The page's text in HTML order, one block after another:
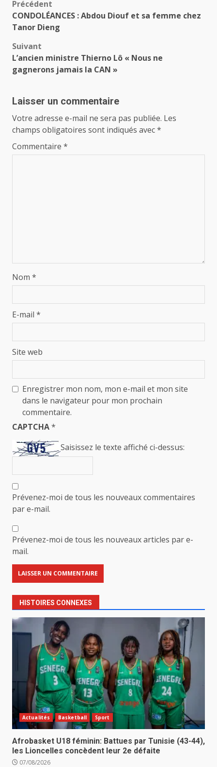
Navigation
d’article
Précédent
CONDOLÉANCES : Abdou Diouf et sa femme chez
Tanor Dieng
Suivant
L’ancien ministre Thierno Lô « Nous ne
gagnerons jamais la CAN »
Laisser un commentaire
Votre adresse e-mail ne sera pas publiée. Les
champs obligatoires sont indiqués avec*
Commentaire *
Nom *
E-mail *
Site web
Enregistrer mon nom, mon e-mail et mon site
dans le navigateur pour mon prochain
commentaire.
CAPTCHA*
Saisissez le texte affiché ci-dessus:
Prévenez-moi de tous les nouveaux commentaires
par e-mail.
Prévenez-moi de tous les nouveaux articles par e-
mail.
HISTOIRES CONNEXES
Actualités Basketball Sport
Afrobasket U18 féminin: Battues par Tunisie (43-44),
les Lioncelles concèdent leur 2e défaite
07/08/2026